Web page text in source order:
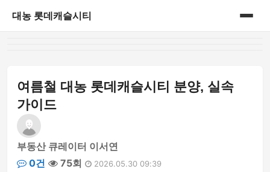
대농 롯데캐슬시티
여름철 대농 롯데캐슬시티 분양, 실속
가이드
부동산 큐레이터 이서연
0건
75회 2026.05.30 09:39